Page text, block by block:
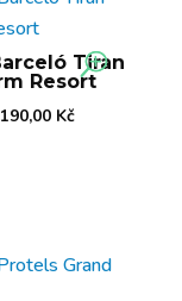
Tiran
Resort
Kč